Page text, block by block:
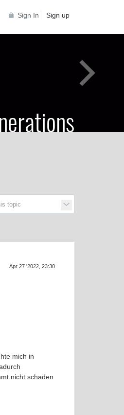
Sign In Sign up
Apr 27 '2022, 23:30
mich in
nicht schaden